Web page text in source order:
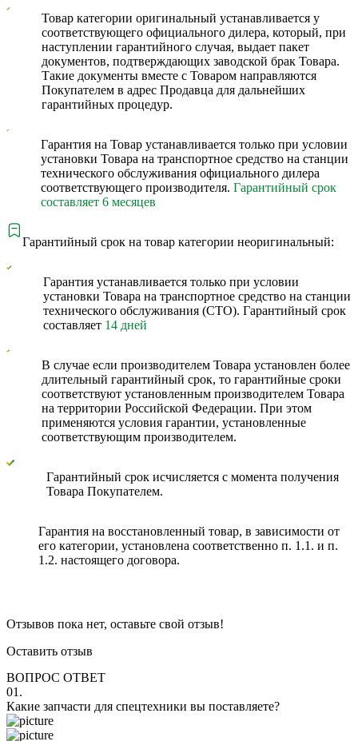
Товар категории оригинальный устанавливается у
соответствующего официального дилера, который, при
наступлении гарантийного случая, выдает пакет
документов, подтверждающих заводской брак Товара.
Такие документы вместе с Товаром направляются
Покупателем в адрес Продавца для дальнейших
гарантийных процедур.
Гарантия на Товар устанавливается только при условии
установки Товара на транспортное средство на станции
технического обслуживания официального дилера
соответствующего производителя.Гарантийный срок
составляет 6 месяцев
Гарантийный срок на товар категории неоригинальный:
Гарантия устанавливается только при условии
установки Товара на транспортное средство на станции
технического обслуживания (СТО). Гарантийный срок
составляет 14 дней
В случае если производителем Товара установлен более
длительный гарантийный срок, то гарантийные сроки
соответствуют установленным производителем Товара
на территории Российской Федерации. При этом
применяются условия гарантии, установленные
соответствующим производителем.
Гарантийный срок исчисляется с момента получения
Товара Покупателем.
Гарантия на восстановленный товар, в зависимости от
его категории, установлена соответственно п. 1.1. и п.
1.2. настоящего договора.
Отзывов пока нет, оставьте свой отзыв!
Оставить отзыв
ВОПРОС ОТВЕТ
01.
Какие запчасти для спецтехники вы поставляете?